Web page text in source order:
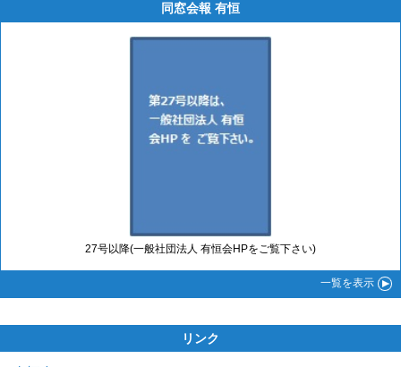
同窓会報 有恒
27号以降(一般社団法人 有恒会HPをご覧下さい)
一覧を表示
リンク